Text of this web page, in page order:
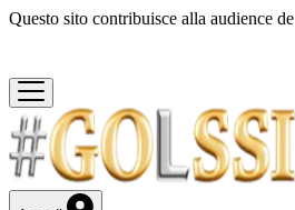
Questo sito contribuisce alla audience de